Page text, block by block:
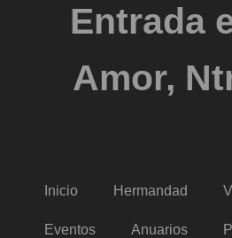
Entrada
Amor,
Inicio Hermandad
Eventos Anuarios